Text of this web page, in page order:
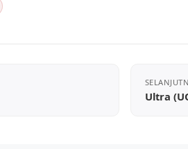
Ultra